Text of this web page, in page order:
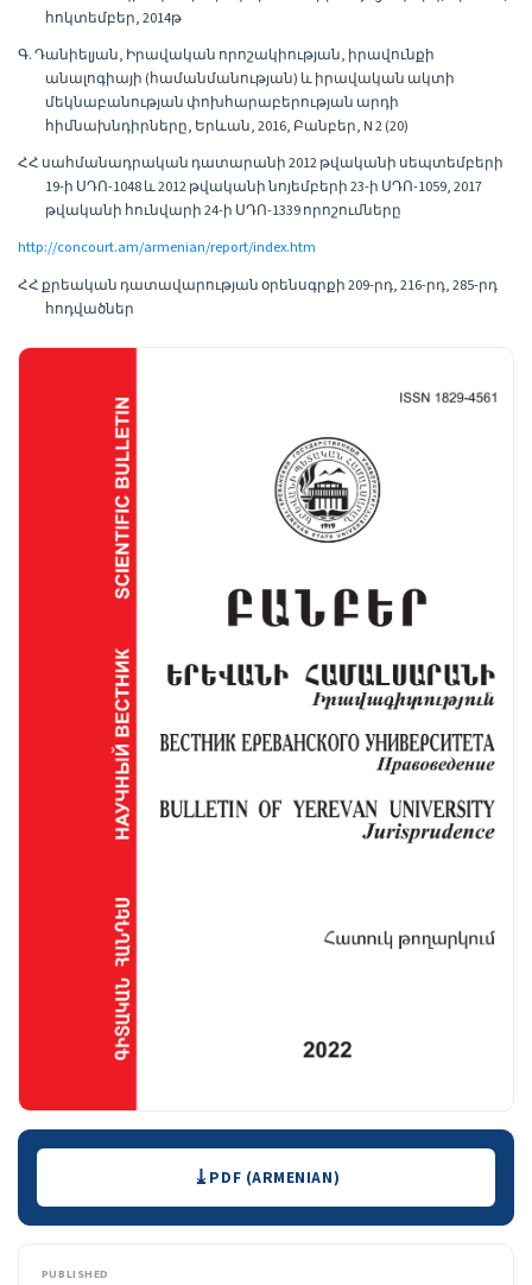
հոկտեմբեր, 2014թ
Գ. Դանիելյան, Իրավական որոշակիության, իրավունքի
անալոգիայի (համանմանության) և իրավական ակտի
մեկնաբանության փոխհարաբերության արդի
հիմնախնդիրները, Երևան, 2016, Բանբեր, N 2 (20)
ՀՀ սահմանադրական դատարանի 2012 թվականի սեպտեմբերի
19-ի ՍԴՈ-1048 և 2012 թվականի նոյեմբերի 23-ի ՍԴՈ-1059, 2017
թվականի հունվարի 24-ի ՍԴՈ-1339 որոշումները
http://concourt.am/armenian/report/index.htm
ՀՀ քրեական դատավարության օրենսգրքի 209-րդ, 216-րդ, 285-րդ
հոդվածներ
Downloads PDF (ARMENIAN)
PUBLISHED